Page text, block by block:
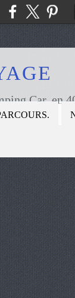
Car, en